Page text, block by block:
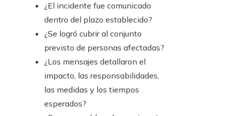
¿El incidente fue comunicado
dentro del plazo establecido?
¿Se logró cubrir al conjunto
previsto de personas afectadas?
¿Los mensajes detallaron el
impacto, las responsabilidades,
las medidas y los tiempos
esperados?